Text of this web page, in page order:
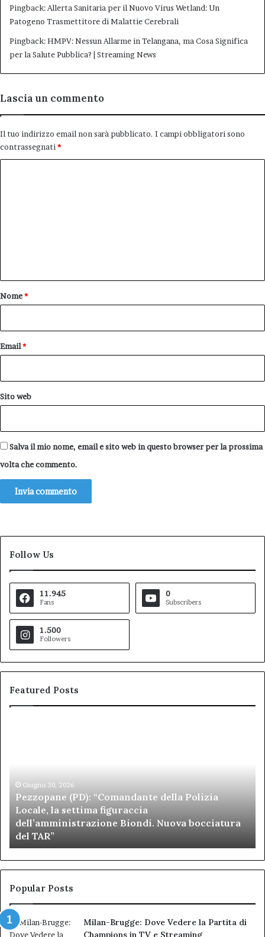
Pingback:Allerta Sanitaria per il Nuovo Virus Wetland: Un
Patogeno Trasmettitore di Malattie Cerebrali
Pingback:HMPV: Nessun Allarme in Telangana, ma Cosa Significa
per la Salute Pubblica? | Streaming News
Lascia un commento
Il tuo indirizzo email non sarà pubblicato. I campi obbligatori sono
contrassegnati*
o
Nome*
Email*
Sito web
Salva il mio nome, email e sito web in questo browser per la prossima
volta che commento.
Follow Us
11.945
Fans
0
Subscribers
1.500
Followers
Featured Posts
Locale,
settima
figuraccia
dell’amministrazione
Biondi.
Nuova
bocciatura
del
Giugno 30, 2026
Pezzopane (PD): “Comandante della Polizia
Locale, la settima figuraccia
dell’amministrazione Biondi. Nuova bocciatura
del TAR”
ai
Popular Posts
Milan-Brugge: Dove Vedere la Partita di